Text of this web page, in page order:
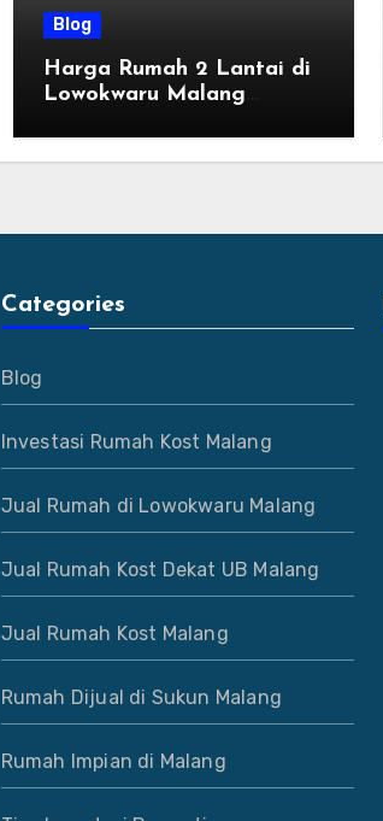
Blog
Harga Rumah 2 Lantai di
Lowokwaru Malang
Tahun 2026
Categories
Blog
Investasi Rumah Kost Malang
Jual Rumah di Lowokwaru Malang
Jual Rumah Kost Dekat UB Malang
Jual Rumah Kost Malang
Rumah Dijual di Sukun Malang
Rumah Impian di Malang